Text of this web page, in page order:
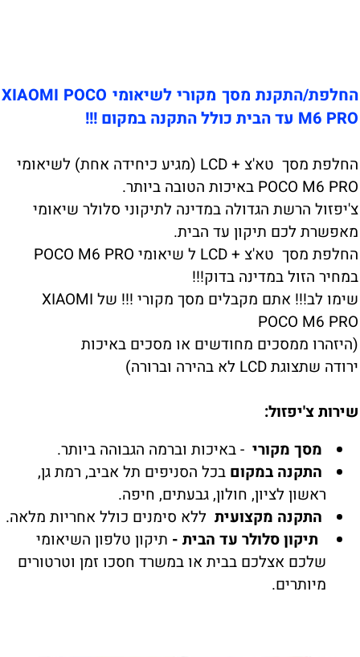
החלפת/התקנת מסך מקורי לשיאומי XIAOMI POCO
M6 PRO עד הבית כולל התקנה במקום !!!
החלפת מסך טא'צ + LCD (מגיע כיחידה אחת) לשיאומי
POCO M6 PRO באיכות הטובה ביותר.
צ'יפזול הרשת הגדולה במדינה לתיקוני סלולר שיאומי
מאפשרת לכם תיקון עד הבית.
במחיר הזול במדינה בדוק!!!
שימו לב!!! אתם מקבלים מסך מקורי !!! של XIAOMI
POCO M6 PRO
(היזהרו ממסכים מחודשים או מסכים באיכות
ירודה שתצוגת LCD לא בהירה וברורה)
שירות צ'יפזול:
מסך מקורי - באיכות וברמה הגבוהה ביותר.
התקנה במקום בכל הסניפים תל אביב, רמת גן,
ראשון לציון, חולון, גבעתים, חיפה.
התקנה מקצועית ללא סימנים כולל אחריות מלאה.
תיקון סלולר עד הבית - תיקון טלפון השיאומי
שלכם אצלכם בבית או במשרד חסכו זמן וטרטורים
מיותרים.